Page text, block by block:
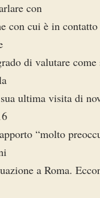
con
con cui è in
di valutare
ultima visita di
“molto
a Roma.